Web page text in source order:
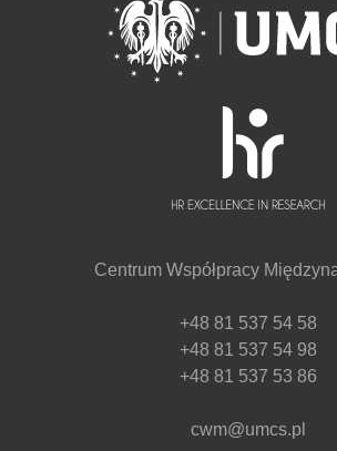
Centrum Współpracy
+48 81 537 54 58
+48 81 537 54 98
+48 81 537 53 86
cwm@umcs.pl